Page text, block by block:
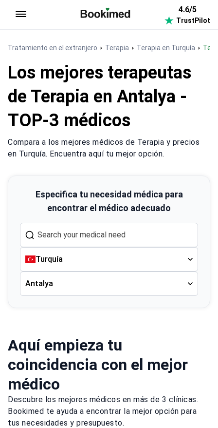
4.6/5
TrustPilot
Tratamiento en el extranjero Terapia Terapia en Turquía
Los mejores terapeutas
de Terapia en Antalya -
TOP-3 médicos
Compara a los mejores médicos de Terapia y precios
en Turquía. Encuentra aquí tu mejor opción.
Especifica tu necesidad médica para
encontrar el médico adecuado
Turquía
Antalya
Aquí empieza tu
coincidencia con el mejor
médico
Descubre los mejores médicos en más de 3 clínicas.
Bookimed te ayuda a encontrar la mejor opción para
tus necesidades y presupuesto.